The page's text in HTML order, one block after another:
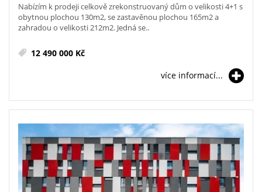
Nabízím k prodeji celkově zrekonstruovaný dům o velikosti 4+1 s
obytnou plochou 130m2, se zastavěnou plochou 165m2 a
zahradou o velikosti 212m2. Jedná se..
12 490 000 Kč
více informací...